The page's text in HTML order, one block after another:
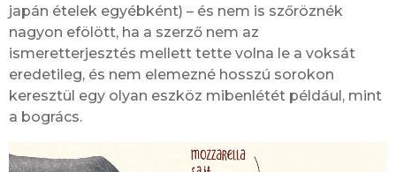
japán ételek egyébként) – és nem is szőröznék
nagyon efölött, ha a szerző nem az
ismeretterjesztés mellett tette volna le a voksát
eredetileg, és nem elemezné hosszú sorokon
keresztül egy olyan eszköz mibenlétét például, mint
a bogrács.